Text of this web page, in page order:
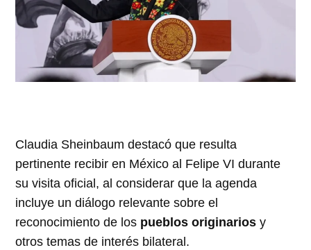
Claudia Sheinbaum destacó que resulta
pertinente recibir en México al Felipe VI durante
su visita oficial, al considerar que la agenda
incluye un diálogo relevante sobre el
reconocimiento de los pueblos originarios y
otros temas de interés bilateral.